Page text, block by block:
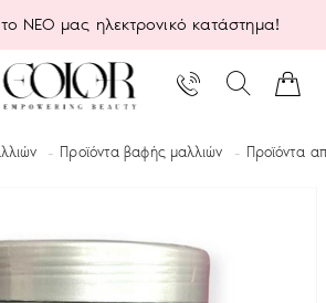
ΝΕΟ μας ηλεκτρονικό κατάστημα!
Προϊόντα βαφής μαλλιών Προϊόντα